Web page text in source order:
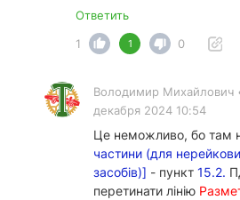
Ответить
1
1 0
Володимир Михайлович
декабря 2024 10:54
Це неможливо, бо там
частини (для
засобів)] - пункт 15.2.
перетинати лінію